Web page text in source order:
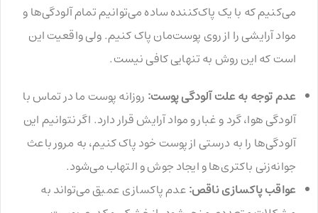
می‌کنیم که با یک پاک‌کننده ساده می‌توانیم تمام آلودگی‌ها و
مواد آرایشی را از روی پوست‌مان پاک کنیم. ولی واقعیت این
است که این روش به تنهایی کافی نیست.
عدم توجه به علت آلودگی پوست: روزانه پوست ما در تماس با
آلودگی هوا، گرد و غبار و مواد آرایش قرار دارد. اگر نتوانیم این
آلودگی‌ها را به درستی از پوست خود پاک کنیم، به مرور باعث
جوانه‌زنی باکتری‌ها و ایجاد جوش و التهاب می‌شود.
عواقب پاکسازی ناقص:عدم پاکسازی عمیق می‌تواند به